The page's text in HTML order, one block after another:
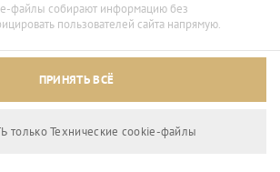
файлы собирают информацию без
пользователей сайта напрямую.
ПРИНЯТЬ ВСЁ
только Технические сookie-файлы